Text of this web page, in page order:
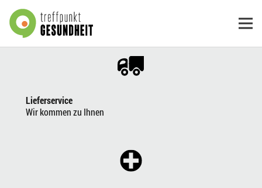
Lieferservice
Wir kommen zu Ihnen